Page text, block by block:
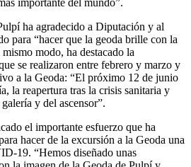
ha agradecido a Diputación y al
para “hacer que la geoda brille con la
modo, ha destacado la
se realizaron entre febrero y marzo y
a la Geoda: “El próximo 12 de junio
la reapertura tras la crisis sanitaria y
y del ascensor”.
el importante esfuerzo que ha
hacer de la excursión a la Geoda una
19. “Hemos diseñado unas